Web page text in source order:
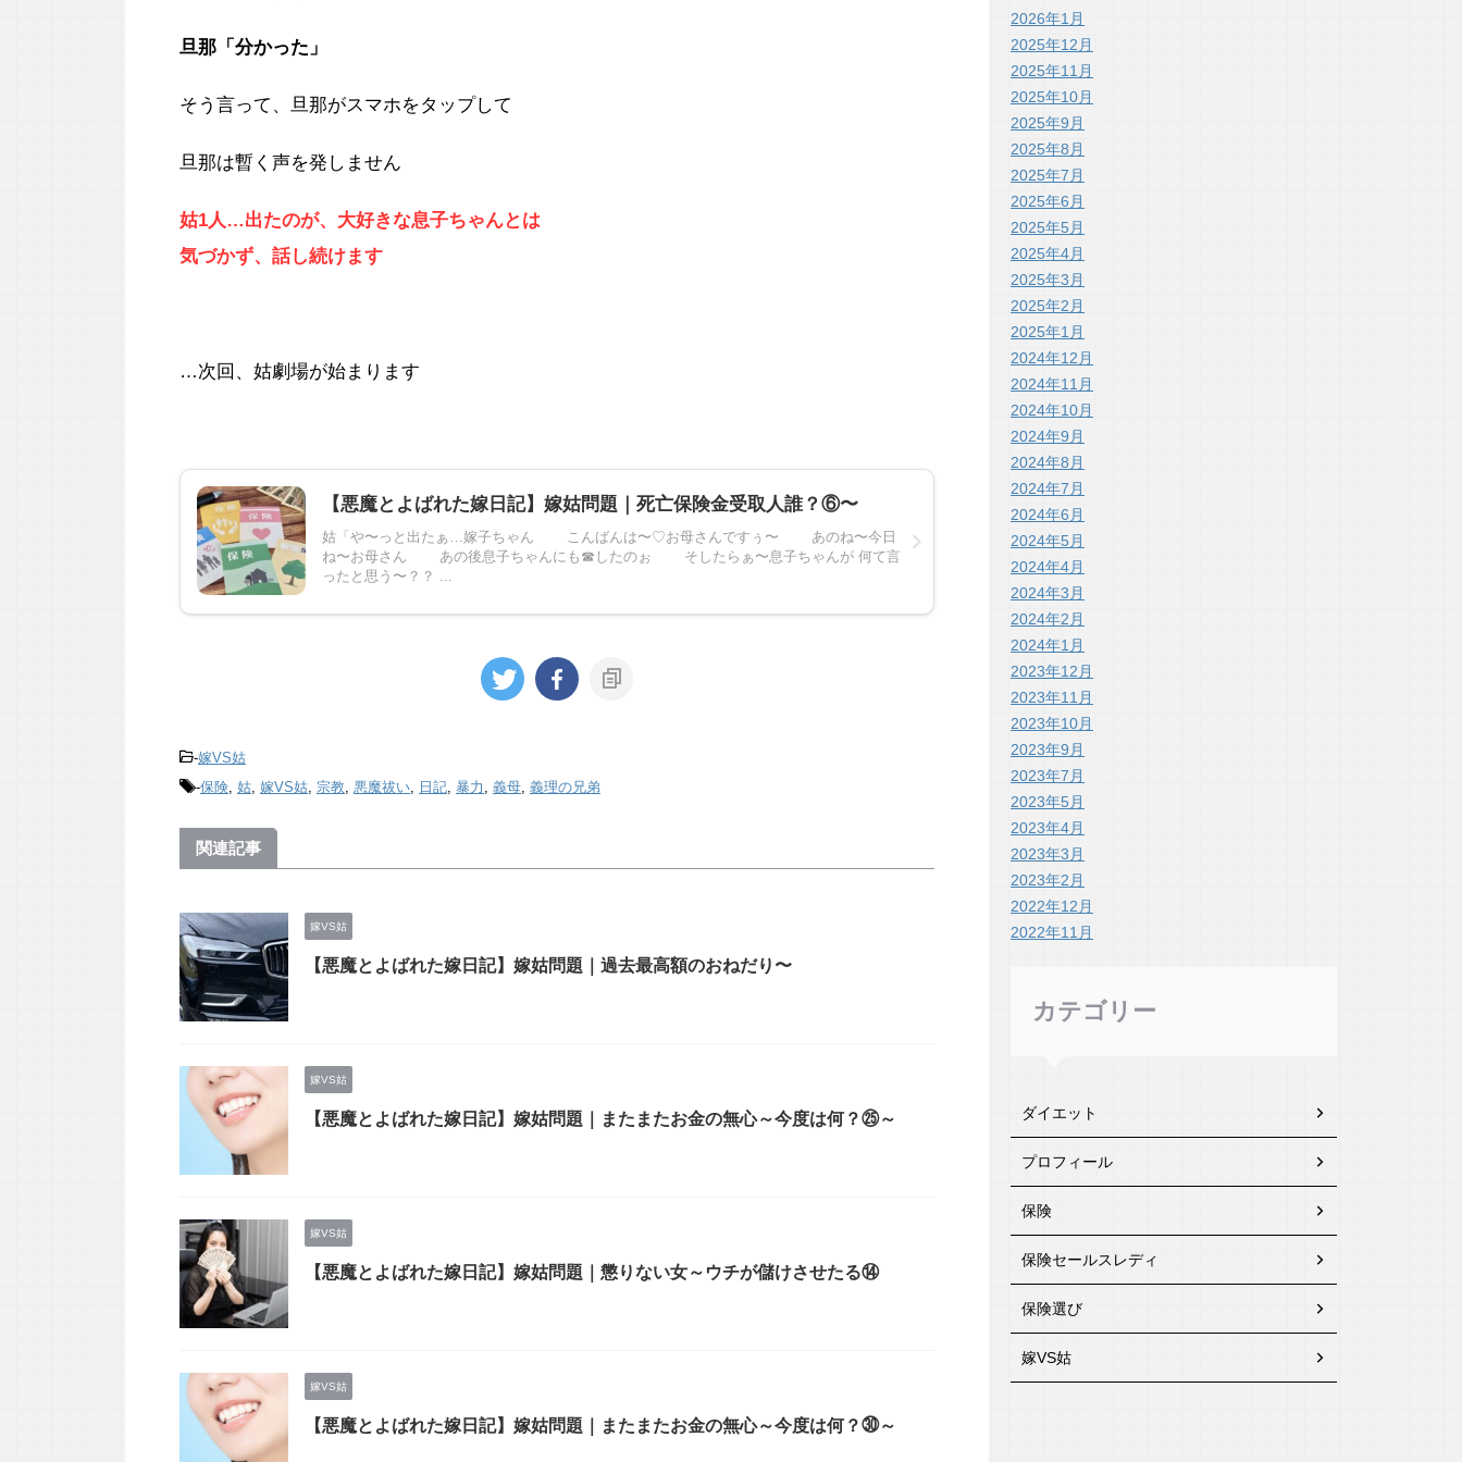
旦那「分かった」
そう言って、旦那がスマホをタップして
旦那は暫く声を発しません
姑1人…出たのが、大好きな息子ちゃんとは
気づかず、話し続けます
…次回、姑劇場が始まります
【悪魔とよばれた嫁日記】嫁姑問題｜死亡保険金受取人誰？⑥〜
姑「や〜っと出たぁ…嫁子ちゃん こんばんは〜♡お母さんですぅ〜 あのね〜今日
ね〜お母さん あの後息子ちゃんにも☎したのぉ そしたらぁ〜息子ちゃんが 何て言
ったと思う〜？？ ...
-嫁VS姑
-保険 姑 嫁VS姑 宗教 悪魔祓い 日記 暴力 義母 義理の兄弟
関連記事
嫁VS姑
【悪魔とよばれた嫁日記】嫁姑問題｜過去最高額のおねだり〜
嫁VS姑
【悪魔とよばれた嫁日記】嫁姑問題｜またまたお金の無心～今度は何？㉕～
嫁VS姑
【悪魔とよばれた嫁日記】嫁姑問題｜懲りない女～ウチが儲けさせたる⑭
嫁VS姑
【悪魔とよばれた嫁日記】嫁姑問題｜またまたお金の無心～今度は何？㉚～
2026年1月
2025年12月
2025年11月
2025年10月
2025年9月
2025年8月
2025年7月
2025年6月
2025年5月
2025年4月
2025年3月
2025年2月
2025年1月
2024年12月
2024年11月
2024年10月
2024年9月
2024年8月
2024年7月
2024年6月
2024年5月
2024年4月
2024年3月
2024年2月
2024年1月
2023年12月
2023年11月
2023年10月
2023年9月
2023年7月
2023年5月
2023年4月
2023年3月
2023年2月
2022年12月
2022年11月
カテゴリー
ダイエット
プロフィール
保険
保険セールスレディ
保険選び
嫁VS姑